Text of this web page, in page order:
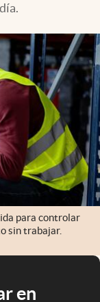
para controlar
sin trabajar.
en